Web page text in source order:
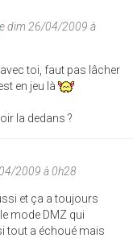
dim 26/04/2009 à
toi, faut pas lâcher
en jeu là
la dedans ?
2009 à 0h28
et ça a toujours
mode DMZ qui
tout a échoué mais